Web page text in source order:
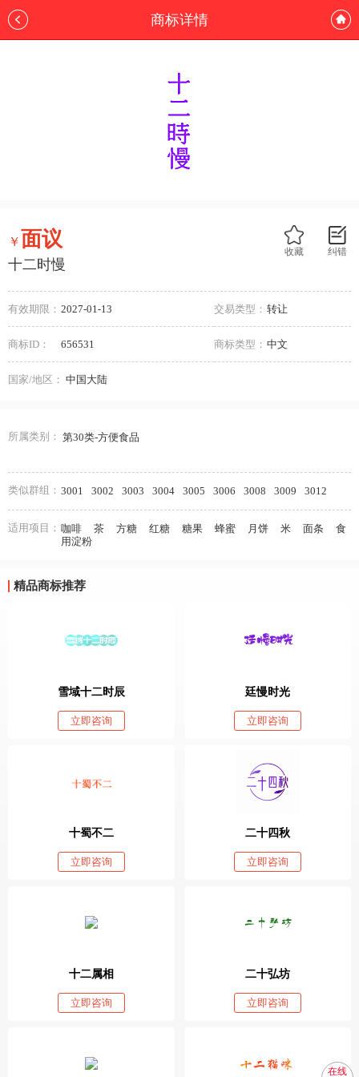
商标详情
纠错
收藏
￥面议
十二时慢
有效期限： 2027-01-13 交易类型： 转让
商标ID： 656531 商标类型： 中文
国家/地区： 中国大陆
所属类别： 第30类-方便食品
类似群组： 3001 3002 3003 3004 3005 3006 3008 3009 3012
适用项目： 咖啡 茶 方糖 红糖 糖果 蜂蜜 月饼 米 面条
食
用淀粉
精品商标推荐
雪域十二时辰
立即咨询
廷慢时光
立即咨询
十蜀不二
立即咨询
二十四秋
立即咨询
十二属相
立即咨询
二十弘坊
立即咨询
在线